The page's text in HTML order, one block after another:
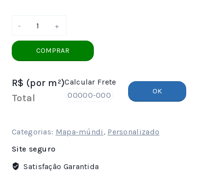
Papel
-
092
COMPRAR
R$ (por m²)
Total
Calcular Frete
OK
Categorias: Mapa-múndi , Personalizado
Site seguro
Satisfação Garantida